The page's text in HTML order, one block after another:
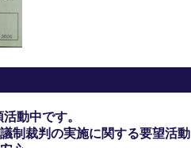
動中です。
制裁判の実施に関する要望活動